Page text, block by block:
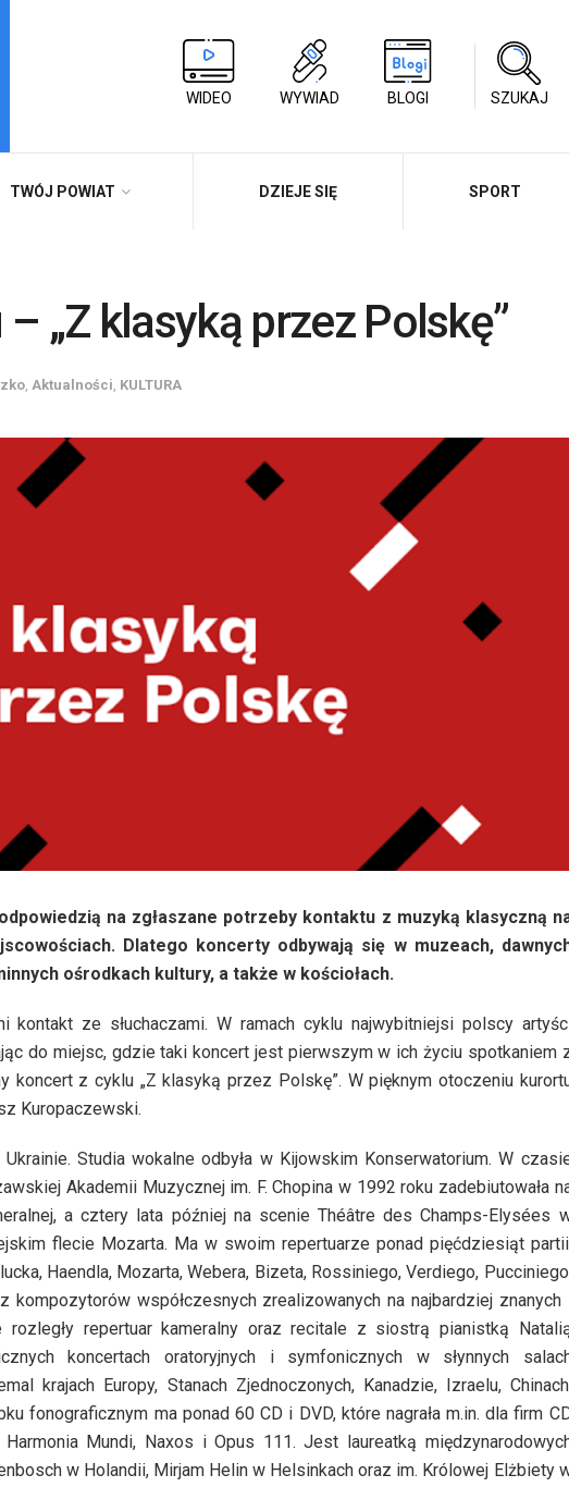
WIDEO WYWIAD BLOGI SZUKAJ
TWÓJ POWIAT DZIEJE SIĘ SPORT
„Z klasyką przez Polskę”
Aktualności KULTURA
na zgłaszane potrzeby kontaktu z muzyką klasyczną
Dlatego koncerty odbywają się w muzeach,
ośrodkach kultury, a także w kościołach.
kontakt ze słuchaczami. W ramach cyklu najwybitniejsi polscy
do miejsc, gdzie taki koncert jest pierwszym w ich życiu spotkaniem
koncert z cyklu „Z klasyką przez Polskę”. W pięknym otoczeniu
Kuropaczewski.
Ukrainie. Studia wokalne odbyła w Kijowskim Konserwatorium. W
Akademii Muzycznej im. F. Chopina w 1992 roku zadebiutowała
a cztery lata później na scenie Théâtre des Champs-Elysées
flecie Mozarta. Ma w swoim repertuarze ponad pięćdziesiąt
Haendla, Mozarta, Webera, Bizeta, Rossiniego, Verdiego,
kompozytorów współczesnych zrealizowanych na najbardziej znanych
rozległy repertuar kameralny oraz recitale z siostrą pianistką
koncertach oratoryjnych i symfonicznych w słynnych
krajach Europy, Stanach Zjednoczonych, Kanadzie, Izraelu,
fonograficznym ma ponad 60 CD i DVD, które nagrała m.in. dla firm
Harmonia Mundi, Naxos i Opus 111. Jest laureatką
w Holandii, Mirjam Helin w Helsinkach oraz im. Królowej Elżbiety